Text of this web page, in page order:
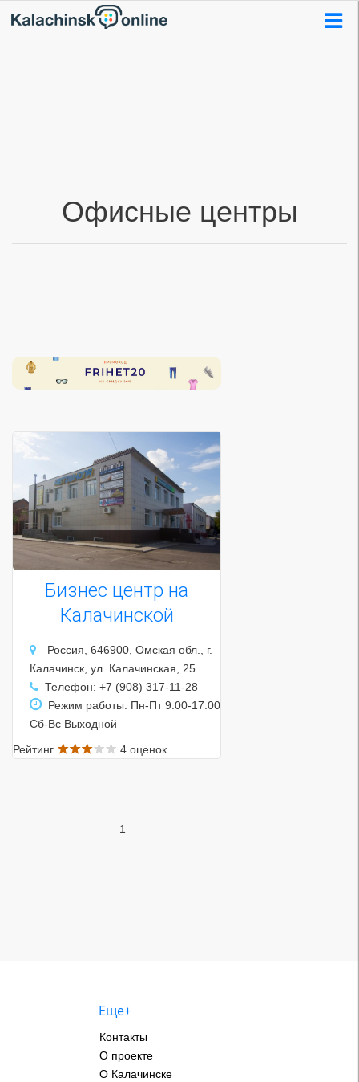
Офисные центры
Бизнес центр на
Калачинской
Россия, 646900, Омская обл., г.
Калачинск, ул. Калачинская, 25
Телефон: +7 (908) 317-11-28
Режим работы: Пн-Пт 9:00-17:00
Сб-Вс Выходной
Рейтинг
4 оценок
1
Еще+
Контакты
О проекте
О Калачинске